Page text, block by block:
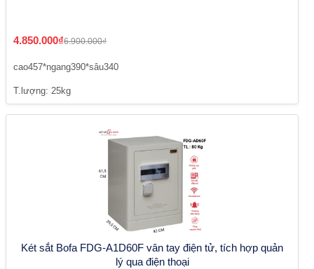
4.850.000₫6.900.000₫
cao457*ngang390*sâu340
T.lượng: 25kg
Két sắt Bofa FDG-A1D60F vân tay điện tử, tích hợp quản
lý qua điện thoại